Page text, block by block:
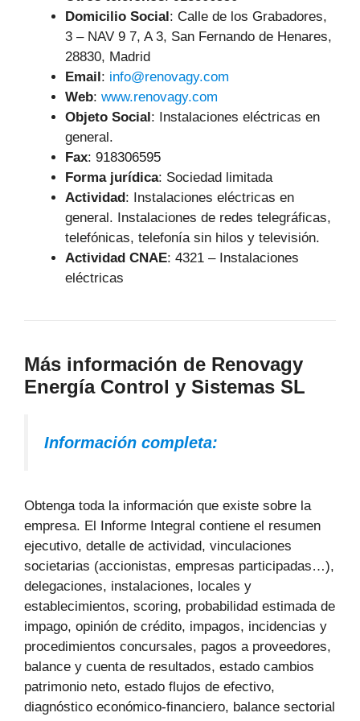
Domicilio Social: Calle de los Grabadores,
3 – NAV 9 7, A 3, San Fernando de Henares,
28830, Madrid
Email: info@renovagy.com
Web: www.renovagy.com
Objeto Social: Instalaciones eléctricas en
general.
Fax: 918306595
Forma jurídica: Sociedad limitada
Actividad: Instalaciones eléctricas en
general. Instalaciones de redes telegráficas,
telefónicas, telefonía sin hilos y televisión.
Actividad CNAE: 4321 – Instalaciones
eléctricas
Más información de Renovagy
Energía Control y Sistemas SL
Información completa:
Obtenga toda la información que existe sobre la
empresa. El Informe Integral contiene el resumen
ejecutivo, detalle de actividad, vinculaciones
societarias (accionistas, empresas participadas…),
delegaciones, instalaciones, locales y
establecimientos, scoring, probabilidad estimada de
impago, opinión de crédito, impagos, incidencias y
procedimientos concursales, pagos a proveedores,
balance y cuenta de resultados, estado cambios
patrimonio neto, estado flujos de efectivo,
diagnóstico económico-financiero, balance sectorial